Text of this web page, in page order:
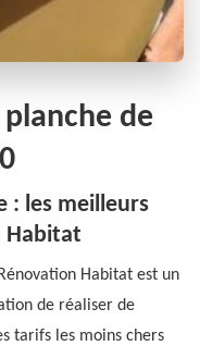
de
: les meilleurs
Habitat
Habitat est un
de réaliser de
tarifs les moins chers